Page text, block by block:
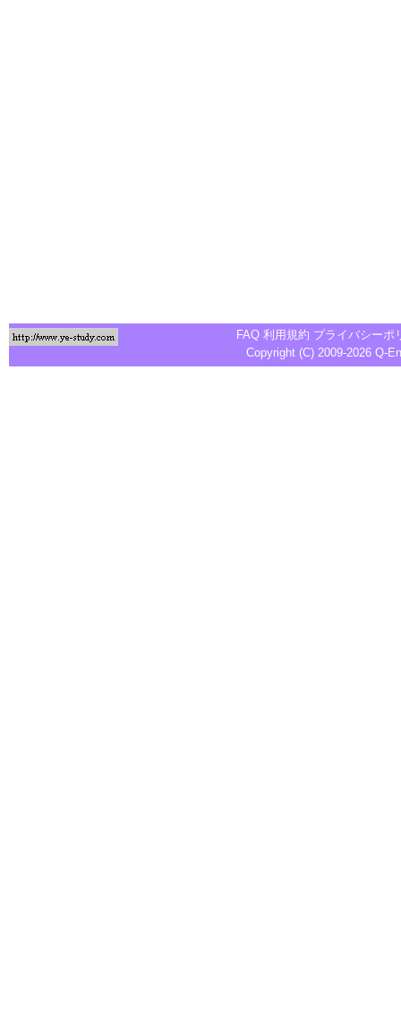
FAQ 利用規約 プライバシーポ
Copyright (C) 2009-2026 Q-